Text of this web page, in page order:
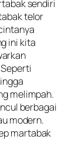
sendiri
telor
ini kita
melimpah.
berbagai
modern.
martabak